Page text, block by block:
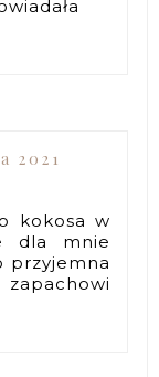
2021
kokosa w
dla mnie
przyjemna